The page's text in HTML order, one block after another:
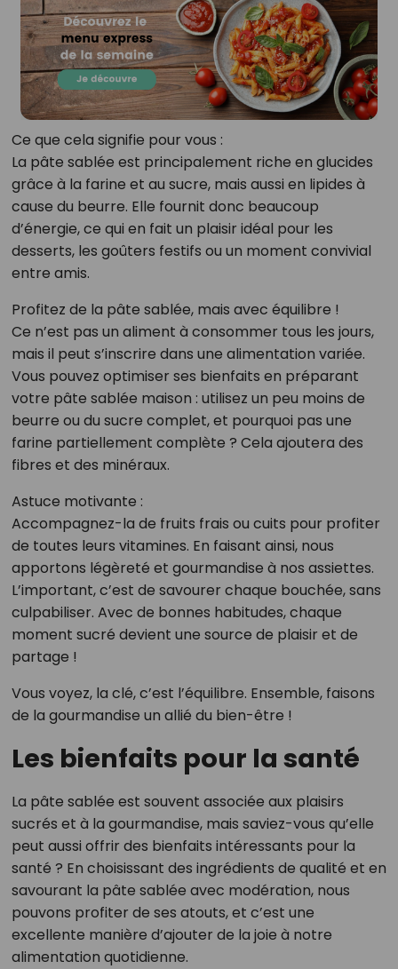
Ce que cela signifie pour vous :
La pâte sablée est principalement riche en glucides
grâce à la farine et au sucre, mais aussi en lipides à
cause du beurre. Elle fournit donc beaucoup
d’énergie, ce qui en fait un plaisir idéal pour les
desserts, les goûters festifs ou un moment convivial
entre amis.
Profitez de la pâte sablée, mais avec équilibre !
Ce n’est pas un aliment à consommer tous les jours,
mais il peut s’inscrire dans une alimentation variée.
Vous pouvez optimiser ses bienfaits en préparant
votre pâte sablée maison : utilisez un peu moins de
beurre ou du sucre complet, et pourquoi pas une
farine partiellement complète ? Cela ajoutera des
fibres et des minéraux.
Astuce motivante :
Accompagnez-la de fruits frais ou cuits pour profiter
de toutes leurs vitamines. En faisant ainsi, nous
apportons légèreté et gourmandise à nos assiettes.
L’important, c’est de savourer chaque bouchée, sans
culpabiliser. Avec de bonnes habitudes, chaque
moment sucré devient une source de plaisir et de
partage !
Vous voyez, la clé, c’est l’équilibre. Ensemble, faisons
de la gourmandise un allié du bien-être !
Les bienfaits pour la santé
La pâte sablée est souvent associée aux plaisirs
sucrés et à la gourmandise, mais saviez-vous qu’elle
peut aussi offrir des bienfaits intéressants pour la
santé ? En choisissant des ingrédients de qualité et en
savourant la pâte sablée avec modération, nous
pouvons profiter de ses atouts, et c’est une
excellente manière d’ajouter de la joie à notre
alimentation quotidienne.